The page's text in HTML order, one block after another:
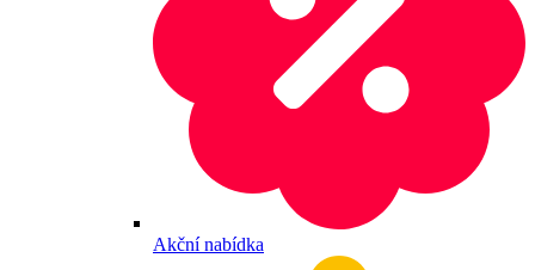
Akční nabídka